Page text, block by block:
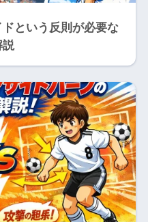
という反則が必要な
説